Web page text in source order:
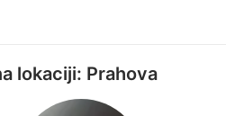
lokaciji: Prahova